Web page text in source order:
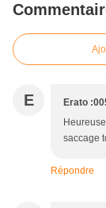
E Erato
saccage
Répondre